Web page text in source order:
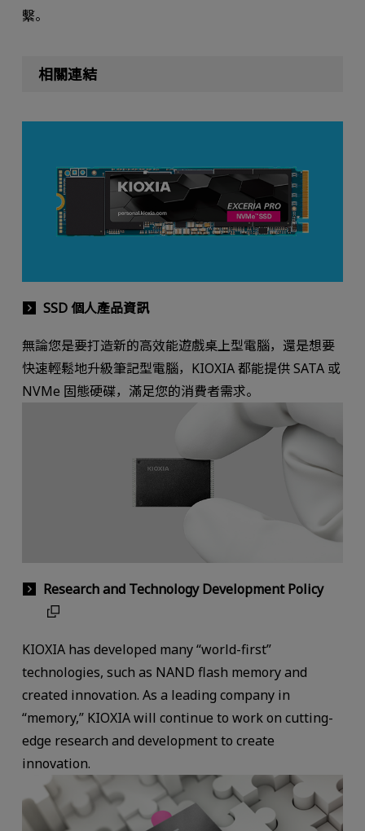
繫。
相關連結
SSD 個人產品資訊
無論您是要打造新的高效能遊戲桌上型電腦，還是想要
快速輕鬆地升級筆記型電腦，KIOXIA 都能提供 SATA 或
NVMe 固態硬碟，滿足您的消費者需求。
Research and Technology Development Policy
KIOXIA has developed many “world-first”
technologies, such as NAND flash memory and
created innovation. As a leading company in
“memory,” KIOXIA will continue to work on cutting-
edge research and development to create
innovation.